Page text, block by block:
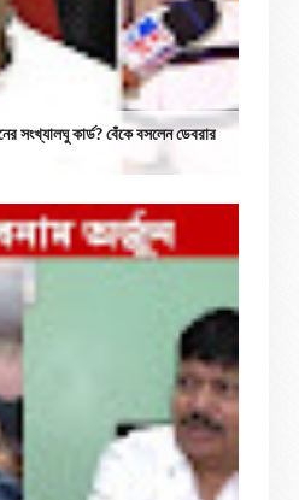
সংখ্যালঘু কার্ড? বেঁকে বসলেন ডেবরার